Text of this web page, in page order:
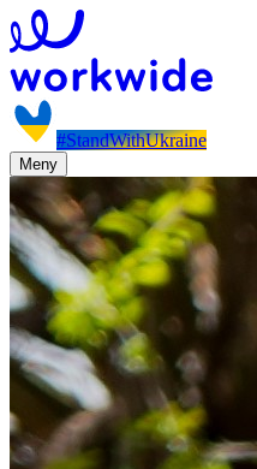
#StandWithUkraine
Meny